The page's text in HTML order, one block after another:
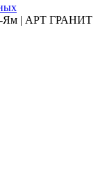
Ям | АРТ ГРАНИТ